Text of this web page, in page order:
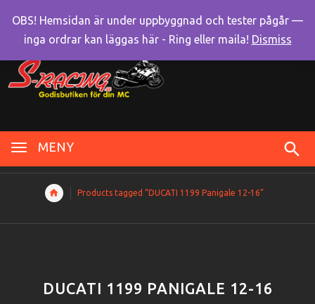
MENY
Products tagged “DUCATI 1199 Panigale 12-16”
DUCATI 1199 PANIGALE 12-16
OBS! Hemsidan är under uppbyggnad och tester pågår —
inga ordrar kan läggas här - Ring eller maila! Dismiss